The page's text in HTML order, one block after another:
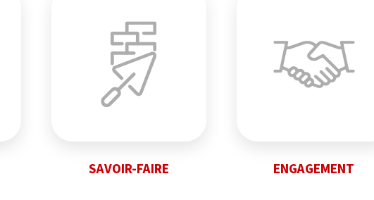
SAVOIR-FAIRE ENGAGEMENT